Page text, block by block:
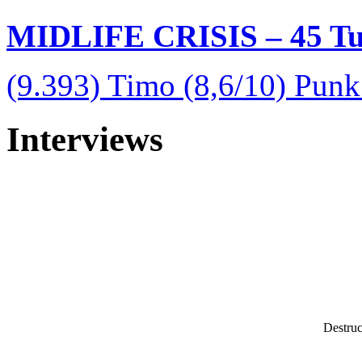
MIDLIFE CRISIS – 45
(9.393) Timo (8,6/10)
Interviews